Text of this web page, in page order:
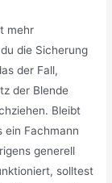
mehr
die Sicherung
der Fall,
der Blende
Bleibt
ein Fachmann
generell
solltest